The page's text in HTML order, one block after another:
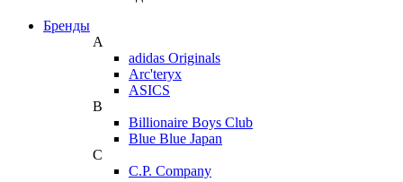
Бренды
A
adidas Originals
Arc'teryx
ASICS
B
Billionaire Boys Club
Blue Blue Japan
C
C.P. Company